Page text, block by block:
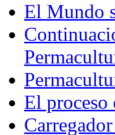
El Mundo
El proceso